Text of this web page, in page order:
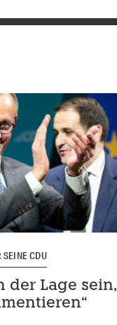
CDU
der Lage sein,